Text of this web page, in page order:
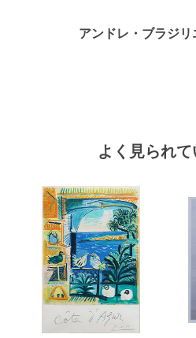
アンドレ・ブラジリ
よく見られ